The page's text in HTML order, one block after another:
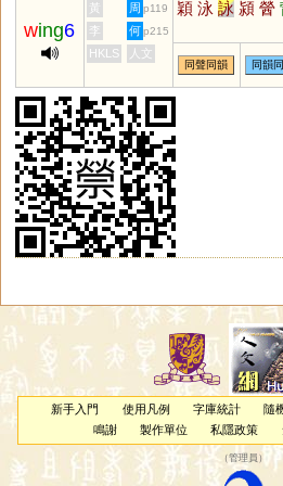
wing6
黃 周 p119 穎 泳 詠 潁 醟
李 何 p215
HKLS 人文
同聲同韻 同韻
新手入門 使用凡例 字庫統計 隨
鳴謝
製作單位 私隱政策
（管理員 ）